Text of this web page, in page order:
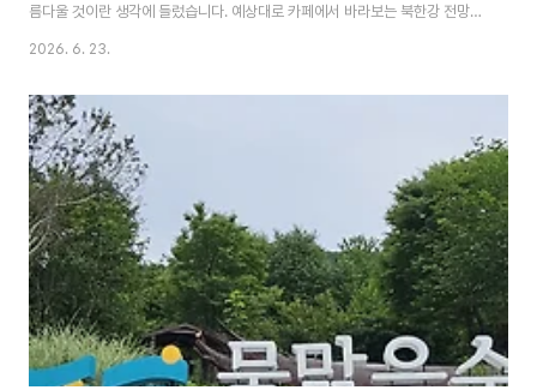
름다울 것이란 생각에 들렀습니다. 예상대로 카페에서 바라보는 북한강 전망은
무척이나 아름다웠는데요.커피 가격은 다소 비쌌지만, 북한강 뷰가 보고 싶다
를 따라 달리다 보면 북쪽 강가에 자리하고 있습니다.수상스키와 바나나보트
등을 즐길 수 있는 가람 수상스키도 함께 운영하고 있는 것 같습니다. 북한강로
는 북한강 서쪽을 따라 이어진 도로로 국도 45호선에 속해 있는데요.북한강을
바라보며 달릴 수 있어 드라이브 코스로 인기가 있던 곳이고, 그러다 보니 북한
강 뷰 식당과 카페도 성업하던 길입니다..
2026. 6. 23.